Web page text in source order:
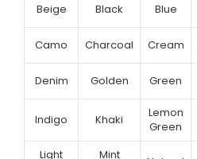
Beige Black Blue
Camo Charcoal Cream
Denim Golden Green
Indigo Khaki
Lemon
Green
Light
Mint